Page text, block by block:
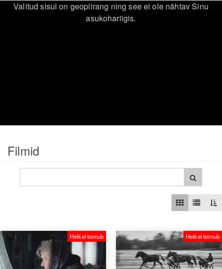
Valitud sisul on geopiirang ning see ei ole nähtav Sinu
asukohariigis.
Filmid
Hetkel toimub Hetkel toimub